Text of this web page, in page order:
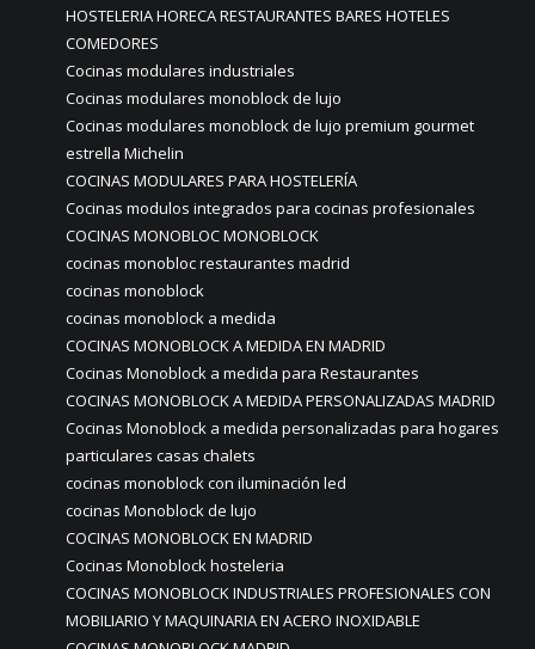
HOSTELERIA HORECA RESTAURANTES BARES HOTELES
COMEDORES
Cocinas modulares industriales
Cocinas modulares monoblock de lujo
Cocinas modulares monoblock de lujo premium gourmet
estrella Michelin
COCINAS MODULARES PARA HOSTELERÍA
Cocinas modulos integrados para cocinas profesionales
COCINAS MONOBLOC MONOBLOCK
cocinas monobloc restaurantes madrid
cocinas monoblock
cocinas monoblock a medida
COCINAS MONOBLOCK A MEDIDA EN MADRID
Cocinas Monoblock a medida para Restaurantes
COCINAS MONOBLOCK A MEDIDA PERSONALIZADAS MADRID
Cocinas Monoblock a medida personalizadas para hogares
particulares casas chalets
cocinas monoblock con iluminación led
cocinas Monoblock de lujo
COCINAS MONOBLOCK EN MADRID
Cocinas Monoblock hosteleria
COCINAS MONOBLOCK INDUSTRIALES PROFESIONALES CON
MOBILIARIO Y MAQUINARIA EN ACERO INOXIDABLE